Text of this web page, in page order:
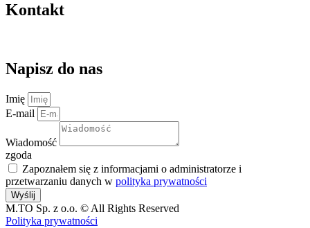
Kontakt
Napisz do nas
Imię
E-mail
Wiadomość
zgoda
Zapoznałem się z informacjami o administratorze i
przetwarzaniu danych w polityka prywatności
Wyślij
M.TO Sp. z o.o. © All Rights Reserved
Polityka prywatności